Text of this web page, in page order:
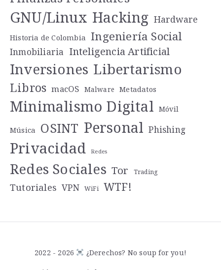
GNU/Linux Hacking Hardware
Historia de Colombia Ingeniería Social
Inmobiliaria Inteligencia Artificial
Inversiones Libertarismo
Libros macOS Malware Metadatos
Minimalismo Digital Móvil
Música OSINT Personal Phishing
Privacidad Redes
Redes Sociales Tor Trading
Tutoriales VPN WiFi WTF!
2022 - 2026 ¿Derechos? No soup for you!